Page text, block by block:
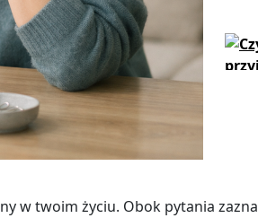
w twoim życiu. Obok py­ta­nia